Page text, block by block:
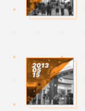
2013
05
15